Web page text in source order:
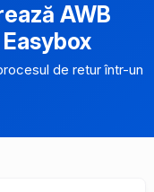
AWB
de retur într-un